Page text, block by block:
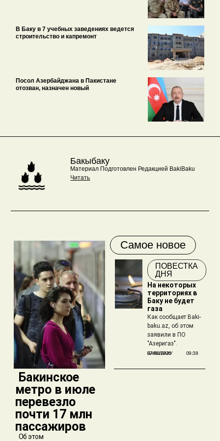
В Баку в 7 учебных заведениях ведется
строительство и капремонт
Посол Азербайджана в Пакистане
отозван, назначен новый
Бакыбаку
Материал Подготовлен Редакцией BakiBaku
Читать
​ Бакинское
метро в июле
перевезло
почти 17 млн
пассажиров
Об этом
Самое новое
ПОВЕСТКА
ДНЯ
На некоторых
территориях в
Баку не будет
газа
Как сообщает Baki-
baku.az, об этом
заявили в ПО
"Азеригаз".
БАКЫБАКУ
07/08/2026 09:38